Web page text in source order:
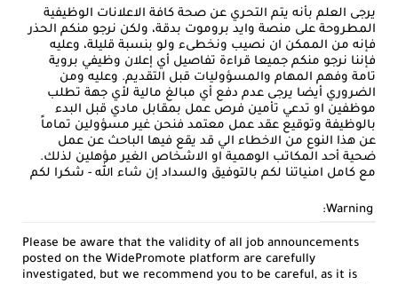
يرجى العلم بأنه يتم التحري عن صحة كافة الاعلانات الوظيفية
المطروحة على منصة وايد بروموت بدقة، ولكن نرجو منكم الحذر
فإنه من الممكن ان نصيب ونخطىء ولو بنسبة قليلة، وعليه
فإننا نرجو منكم جميعا قراءة تفاصيل أي إعلان وظيفي بروية
تامة وفهم المهام والمسؤوليات قبل التقديم. وعليه ومن
الضروري أيضا يرجى عدم دفع أي مبالغ مالية لأي جهة تطلب
موظفين او تدعي تأمين فرص عمل بمقابل مادي قبل البدء
بالوظيفة وتوقيع عقد عمل معتمد فنحن غير مسؤولين تماماً
عن هذا النوع من الاخطاء الي قد يقع فيها الباحث عن عمل
ضحية أحد المكاتب الوهمية او الاشخاص الغير مؤهلين لذلك.
مع كامل امنياتنا لكم بالتوفيق والسداد إن شاء الله - شكرا لكم
Warning:
Please be aware that the validity of all job announcements
posted on the WidePromote platform are carefully
investigated, but we recommend you to be careful, as it is